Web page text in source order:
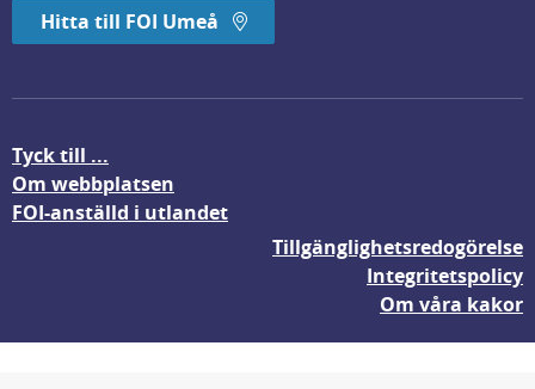
Hitta till FOI Umeå
Tyck till ...
Om webbplatsen
FOI-anställd i utlandet
Tillgänglighetsredogörelse
Integritetspolicy
Om våra kakor